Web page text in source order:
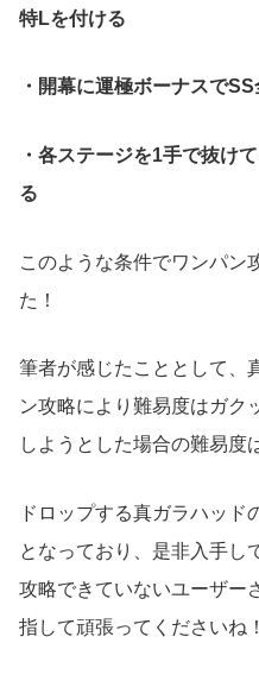
特Lを付ける
・開幕に運極ボーナスで
・各ステージを1手で抜け
る
このような条件でワンパン
た！
筆者が感じたこととして、
ン攻略により難易度はガク
しようとした場合の難易度
ドロップする真ガラハッド
となっており、是非入手し
攻略できていないユーザー
指して頑張ってくださいね！